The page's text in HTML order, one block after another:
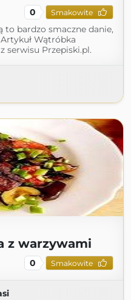
0 Smakowite
to bardzo smaczne danie,
Wątróbka
serwisu Przepiski.pl.
z warzywami
0 Smakowite